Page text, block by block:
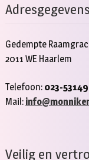
Adresgegevens
Gedempte
2011 WE Haarlem
Telefoon: 023-
Mail:
Veilig en